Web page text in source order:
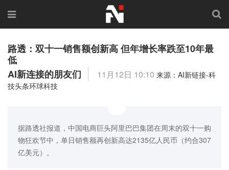
路透：双十一销售额创新高 但年增长率跌至10年最
低
AI新连接的朋友们
11月12日 10:10 来源：AI新链接-科
技头条环球科技
据路透社报道，中国电商巨头阿里巴巴集团在周末的双十一购
物狂欢节中，单日销售额再创新高达2135亿人民币（约合307
亿美元）。